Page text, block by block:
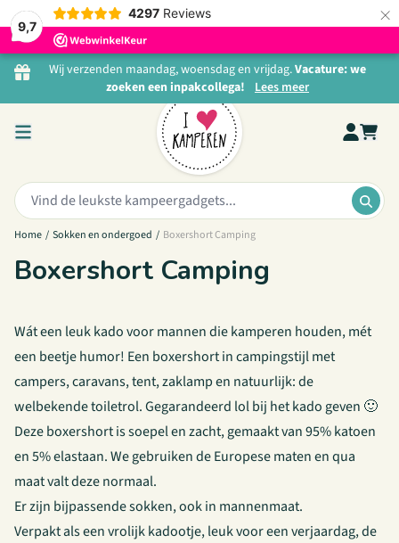
9,7
4297 Reviews ×
Ga naar de inhoud
Wij verzenden maandag, woensdag en vrijdag.Vacature: we
zoeken een inpakcollega! Lees meer
Zoeken:
Home / Sokken en ondergoed / Boxershort Camping
Boxershort Camping
Wát een leuk kado voor mannen die kamperen houden, mét
een beetje humor! Een boxershort in campingstijl met
campers, caravans, tent, zaklamp en natuurlijk: de
welbekende toiletrol. Gegarandeerd lol bij het kado geven 🙂
Deze boxershort is soepel en zacht, gemaakt van 95% katoen
en 5% elastaan. We gebruiken de Europese maten en qua
maat valt deze normaal.
Er zijn bijpassende sokken, ook in mannenmaat.
Verpakt als een vrolijk kadootje, leuk voor een verjaardag, de